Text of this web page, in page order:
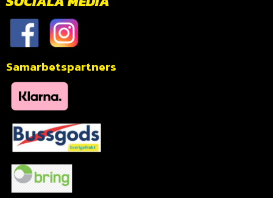
Samarbetspartners